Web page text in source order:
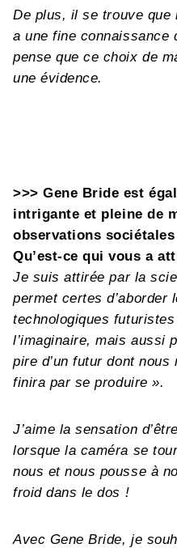
De plus, il se trouve que
a une fine connaissance
pense que ce choix de
une évidence.
>>> Gene Bride est
intrigante et pleine de
observations
Qu’est-ce qui vous a
Je suis attirée par la
permet certes d’aborder
technologiques
l’imaginaire, mais aussi
pire d’un futur dont
finira par se produire ».
J’aime la sensation
lorsque la caméra se
nous et nous pousse à
froid dans le dos !
Avec Gene Bride, je